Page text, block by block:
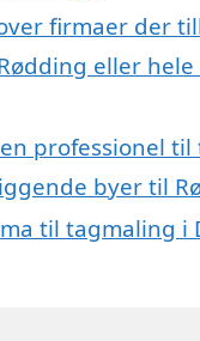
firmaer der
eller hele
professionel
byer til
til tagmaling i